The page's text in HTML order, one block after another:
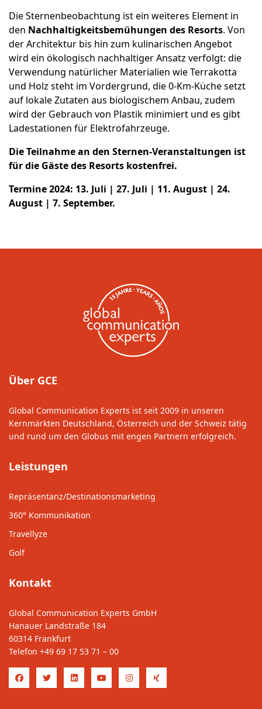
Die Sternenbeobachtung ist ein weiteres Element in
den Nachhaltigkeitsbemühungen des Resorts. Von
der Architektur bis hin zum kulinarischen Angebot
wird ein ökologisch nachhaltiger Ansatz verfolgt: die
Verwendung natürlicher Materialien wie Terrakotta
und Holz steht im Vordergrund, die 0-Km-Küche setzt
auf lokale Zutaten aus biologischem Anbau, zudem
wird der Gebrauch von Plastik minimiert und es gibt
Ladestationen für Elektrofahrzeuge.
Die Teilnahme an den Sternen-Veranstaltungen ist
für die Gäste des Resorts kostenfrei.
Termine 2024: 13. Juli | 27. Juli | 11. August | 24.
August | 7. September.
Über GCE
Global Communication Experts ist seit 2009 in unseren
Kernmärkten Deutschland, Österreich und der Schweiz tätig
und rund um den Globus mit engen Partnern erfolgreich.
Leistungen
Repräsentanz/Destinationsmarketing
360° Kommunikation
Travellyze
Golf
Kontakt
Global Communication Experts GmbH
Hanauer Landstraße 184
60314 Frankfurt
Telefon +49 69 17 53 71 – 00